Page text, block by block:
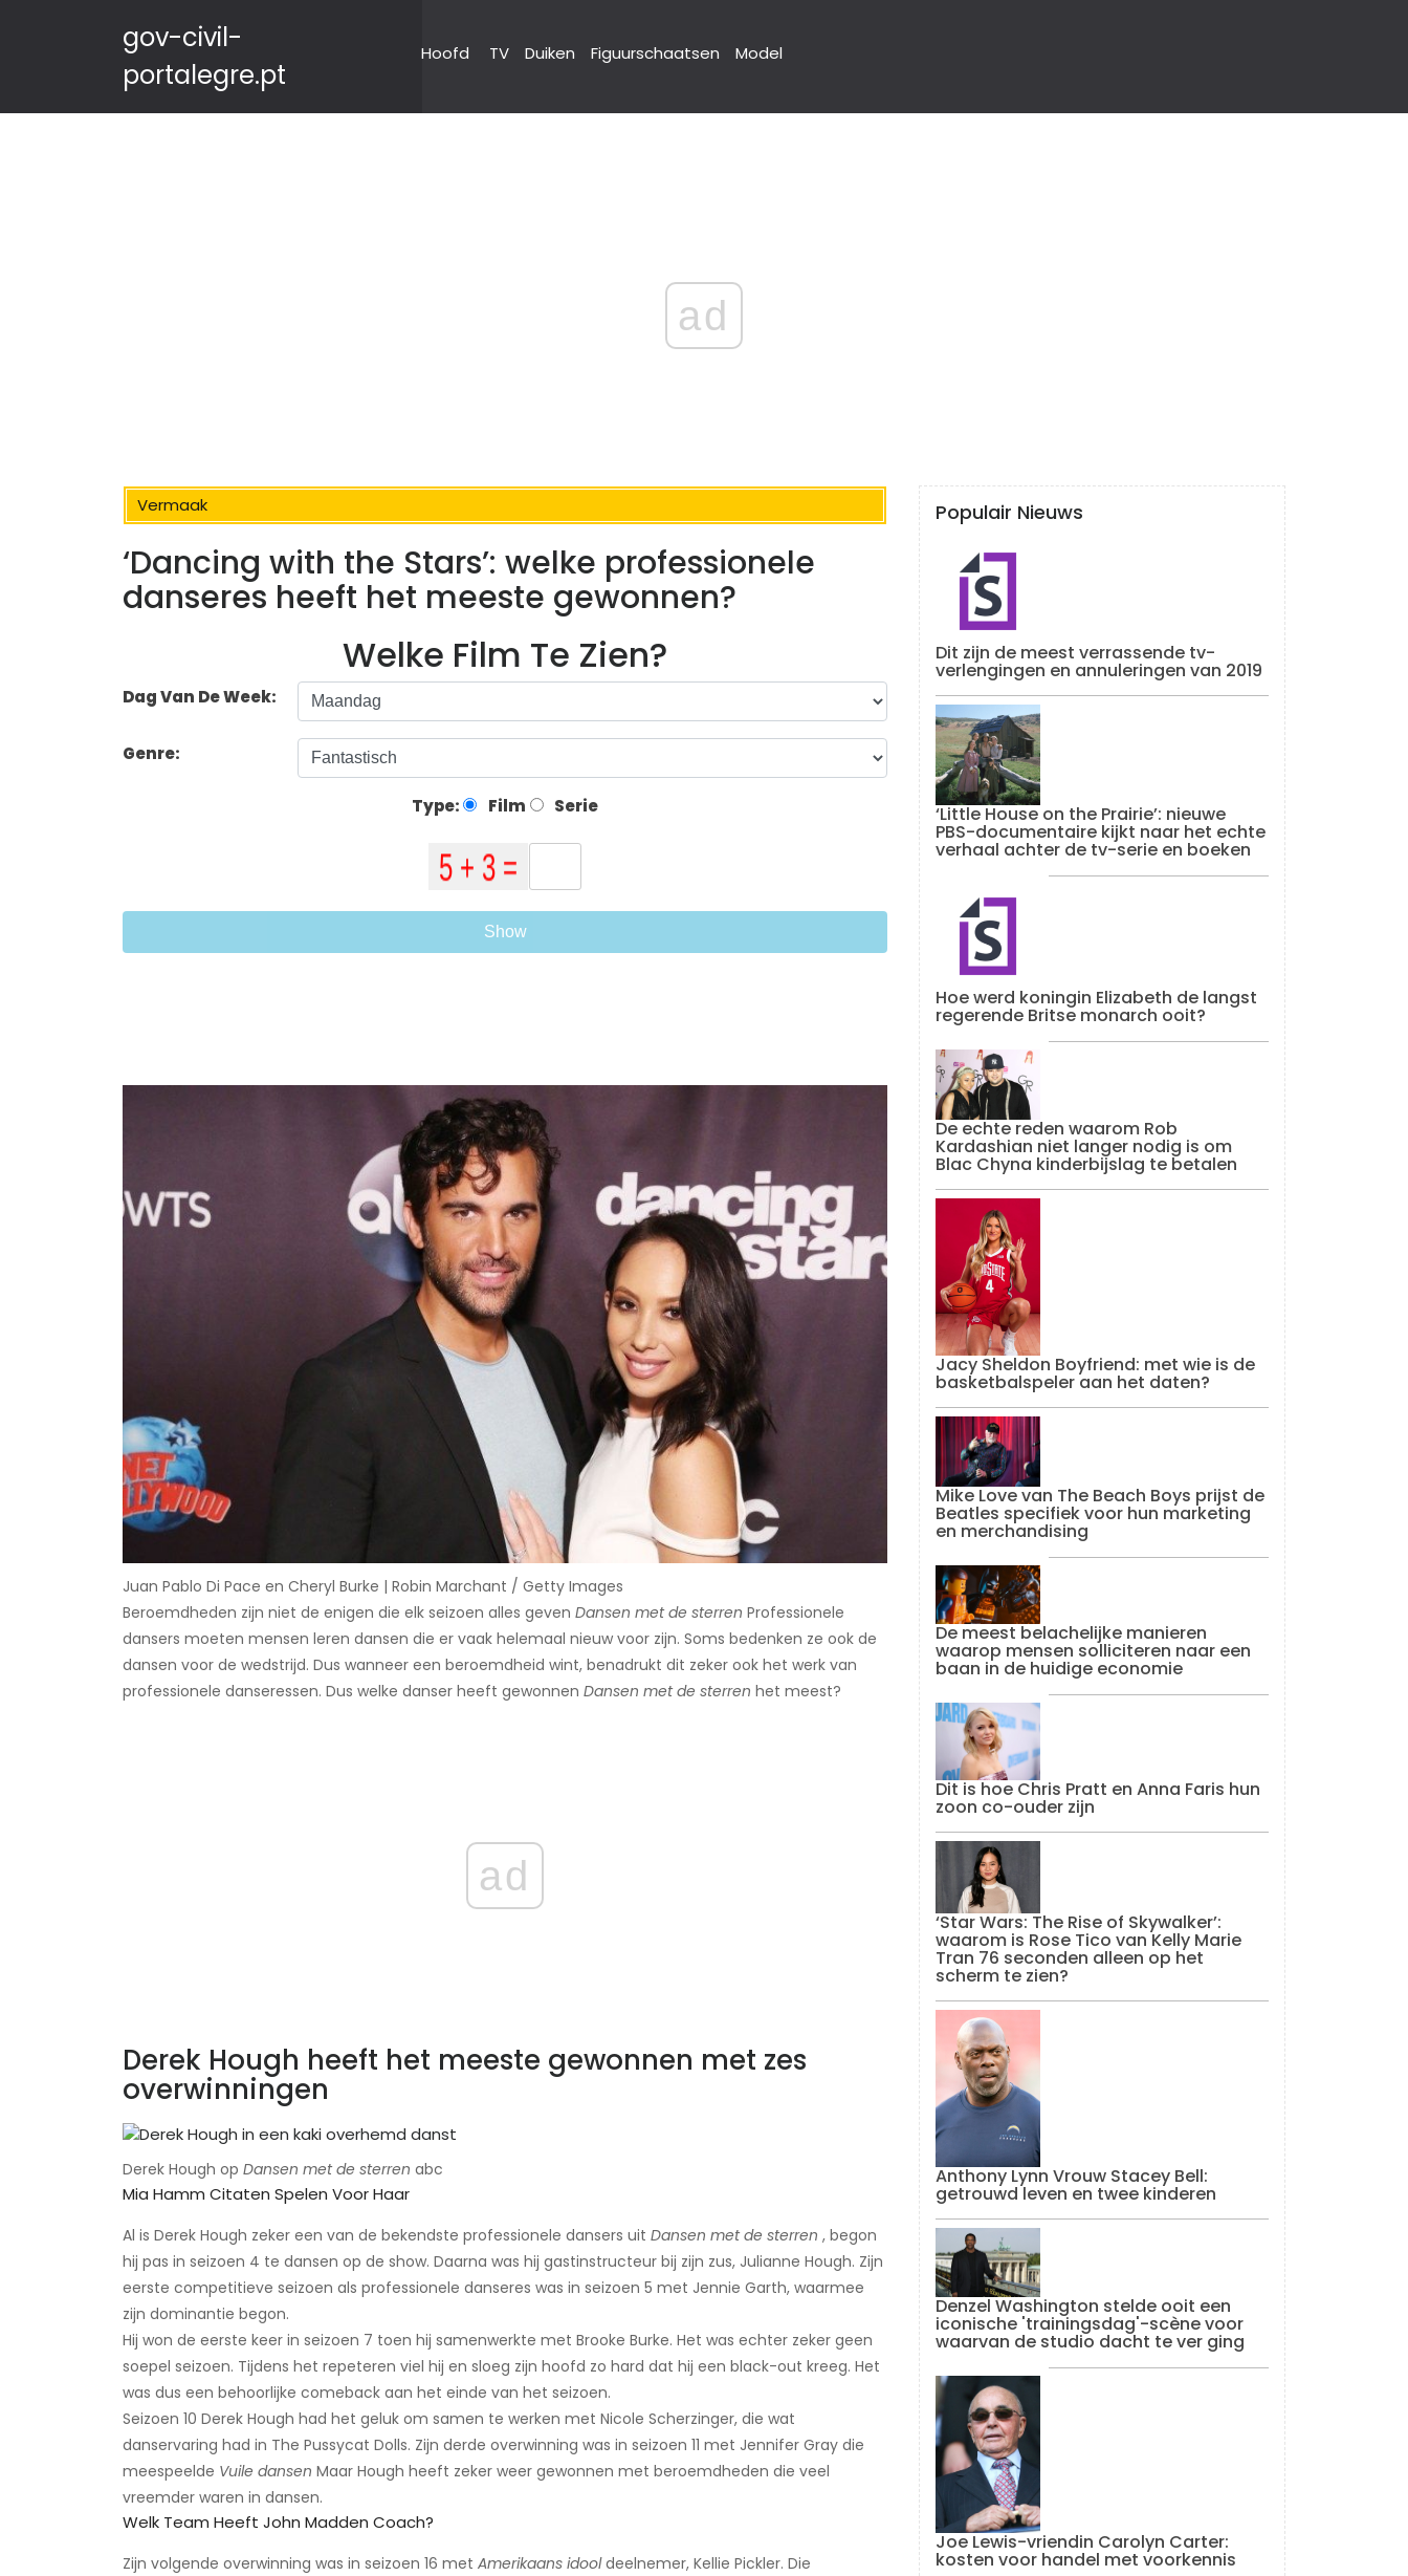
gov-civil-
portalegre.pt
Hoofd TV Duiken Figuurschaatsen Model
ad
Vermaak
‘Dancing with the Stars’: welke professionele
danseres heeft het meeste gewonnen?
Welke Film Te Zien?
Dag Van De Week:
Genre:
Type: Film Serie
Show
Juan Pablo Di Pace en Cheryl Burke | Robin Marchant / Getty Images
Beroemdheden zijn niet de enigen die elk seizoen alles geven Dansen met de sterren ​Professionele
dansers moeten mensen leren dansen die er vaak helemaal nieuw voor zijn. Soms bedenken ze ook de
dansen voor de wedstrijd. Dus wanneer een beroemdheid wint, benadrukt dit zeker ook het werk van
professionele danseressen. Dus welke danser heeft gewonnen Dansen met de sterren het meest?
ad
Derek Hough heeft het meeste gewonnen met zes
overwinningen
Derek Hough op Dansen met de sterren ​abc
Mia Hamm Citaten Spelen Voor Haar
Al is Derek Hough zeker een van de bekendste professionele dansers uit Dansen met de sterren , begon
hij pas in seizoen 4 te dansen op de show. Daarna was hij gastinstructeur bij zijn zus, Julianne Hough. Zijn
eerste competitieve seizoen als professionele danseres was in seizoen 5 met Jennie Garth, waarmee
zijn dominantie begon.
Hij won de eerste keer in seizoen 7 toen hij samenwerkte met Brooke Burke. Het was echter zeker geen
soepel seizoen. Tijdens het repeteren viel hij en sloeg zijn hoofd zo hard dat hij een black-out kreeg. Het
was dus een behoorlijke comeback aan het einde van het seizoen.
Seizoen 10 Derek Hough had het geluk om samen te werken met Nicole Scherzinger, die wat
danservaring had in The Pussycat Dolls. Zijn derde overwinning was in seizoen 11 met Jennifer Gray die
meespeelde Vuile dansen ​Maar Hough heeft zeker weer gewonnen met beroemdheden die veel
vreemder waren in dansen.
Welk Team Heeft John Madden Coach?
Zijn volgende overwinning was in seizoen 16 met Amerikaans idooldeelnemer, Kellie Pickler. Die
Populair Nieuws
Dit zijn de meest verrassende tv-
verlengingen en annuleringen van 2019
‘Little House on the Prairie’: nieuwe
PBS-documentaire kijkt naar het echte
verhaal achter de tv-serie en boeken
Hoe werd koningin Elizabeth de langst
regerende Britse monarch ooit?
De echte reden waarom Rob
Kardashian niet langer nodig is om
Blac Chyna kinderbijslag te betalen
Jacy Sheldon Boyfriend: met wie is de
basketbalspeler aan het daten?
Mike Love van The Beach Boys prijst de
Beatles specifiek voor hun marketing
en merchandising
De meest belachelijke manieren
waarop mensen solliciteren naar een
baan in de huidige economie
Dit is hoe Chris Pratt en Anna Faris hun
zoon co-ouder zijn
‘Star Wars: The Rise of Skywalker’:
waarom is Rose Tico van Kelly Marie
Tran 76 seconden alleen op het
scherm te zien?
Anthony Lynn Vrouw Stacey Bell:
getrouwd leven en twee kinderen
Denzel Washington stelde ooit een
iconische 'trainingsdag'-scène voor
waarvan de studio dacht te ver ging
Joe Lewis-vriendin Carolyn Carter:
kosten voor handel met voorkennis